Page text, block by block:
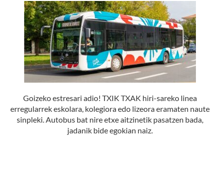
Goizeko estresari adio! TXIK TXAK hiri-sareko linea
erregularrek eskolara, kolegiora edo lizeora eramaten naute
sinpleki. Autobus bat nire etxe aitzinetik pasatzen bada,
jadanik bide egokian naiz.